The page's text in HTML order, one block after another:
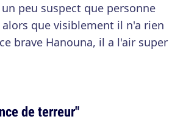
peu suspect que personne
que visiblement il n'a rien
brave Hanouna, il a l'air super
de terreur"